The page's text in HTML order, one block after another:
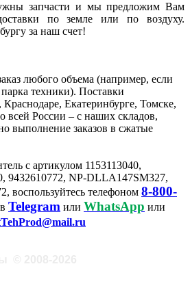
запчасти и мы предложим Вам
по земле или по воздуху.
за наш счет!
любого объема (например, если
техники). Поставки
Екатеринбурге, Томске,
всей России – с наших складов,
выполнение заказов в сжатые
с артикулом 1153113040,
9432610772, NP-DLLA147SM327,
воспользуйтесь телефоном 8-800-
Telegram или WhatsApp или